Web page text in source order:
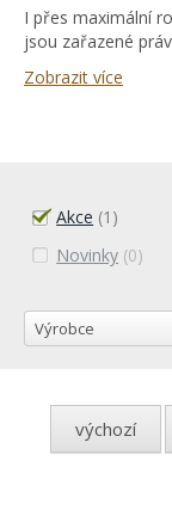
I přes maximální
jsou zařazené
Zobrazit více
Akce (1)
Novinky (0)
výchozí